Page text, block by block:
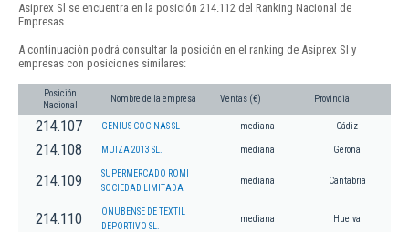
Asiprex Sl se encuentra en la posición 214.112 del Ranking Nacional de
Empresas.
A continuación podrá consultar la posición en el ranking de Asiprex Sl y
empresas con posiciones similares:
Posición
Nacional
Nombre de la empresa Ventas (€) Provincia
214.107 GENIUS COCINAS SL mediana Cádiz
214.108 MUIZA 2013 SL. mediana Gerona
214.109
SUPERMERCADO ROMI
SOCIEDAD LIMITADA
mediana Cantabria
214.110
ONUBENSE DE TEXTIL
DEPORTIVO SL.
mediana Huelva